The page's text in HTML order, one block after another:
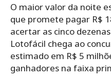
O maior valor da noite
que promete pagar R$
acertar as cinco
Lotofácil chega ao
estimado em R$ 5
ganhadores na faixa